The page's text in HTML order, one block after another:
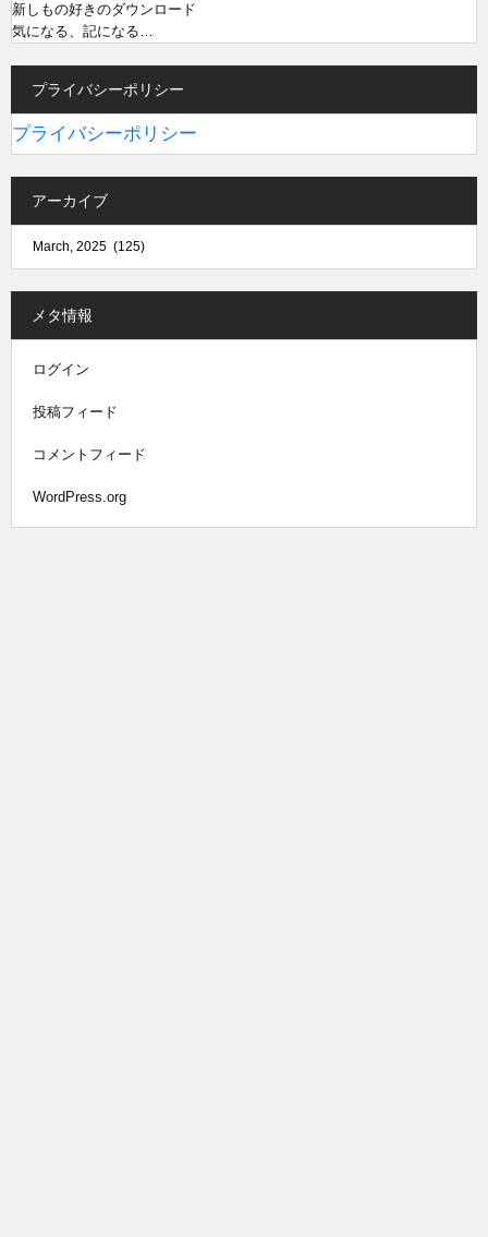
新しもの好きのダウンロード
気になる、記になる…
プライバシーポリシー
プライバシーポリシー
アーカイブ
メタ情報
ログイン
投稿フィード
コメントフィード
WordPress.org